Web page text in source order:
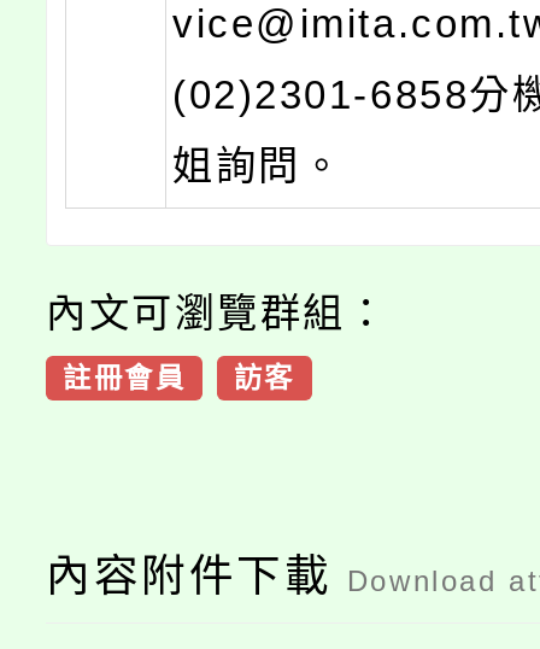
(02)2301-6858分
姐詢問。
內文可瀏覽群組：
註冊會員 訪客
內容附件下載 Download